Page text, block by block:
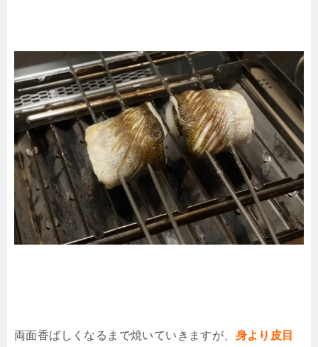
両面香ばしくなるまで焼いていきますが、 身より皮目